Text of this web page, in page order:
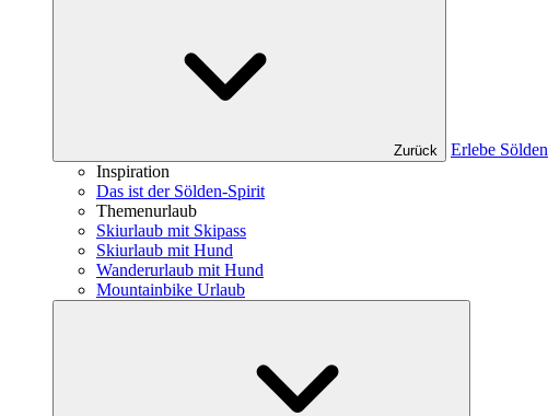
Zurück
Erlebe Sölden
Inspiration
Das ist der Sölden-Spirit
Themenurlaub
Skiurlaub mit Skipass
Skiurlaub mit Hund
Wanderurlaub mit Hund
Mountainbike Urlaub